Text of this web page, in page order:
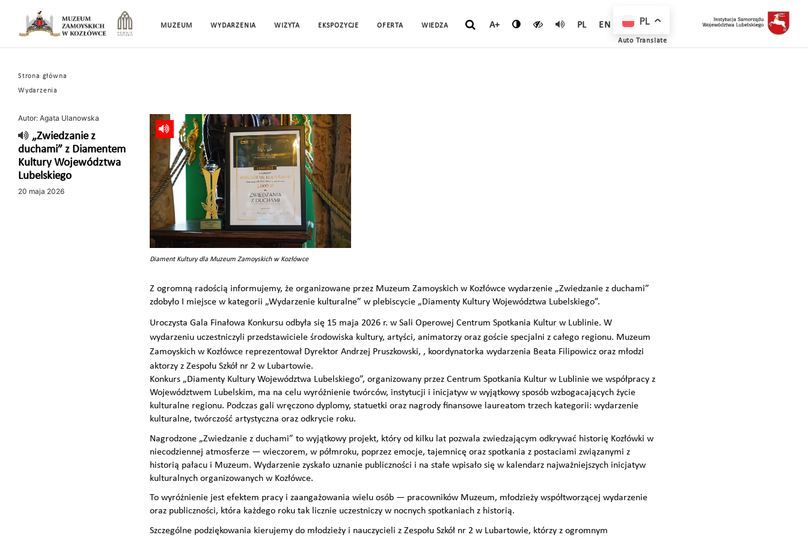
MUZEUM WYDARZENIA WIZYTA EKSPOZYCJE OFERTA WIEDZA A+ PL EN
Strona główna
Wydarzenia
Autor: Agata Ulanowska
„Zwiedzanie z
duchami” z Diamentem
Kultury Województwa
Lubelskiego
20 maja 2026
Diament Kultury dla Muzeum Zamoyskich w Kozłówce
Z ogromną radością informujemy, że organizowane przez Muzeum Zamoyskich w Kozłówce wydarzenie „Zwiedzanie z duchami”
zdobyło I miejsce w kategorii „Wydarzenie kulturalne” w plebiscycie „Diamenty Kultury Województwa Lubelskiego”.
Uroczysta Gala Finałowa Konkursu odbyła się 15 maja 2026 r. w Sali Operowej Centrum Spotkania Kultur w Lublinie. W
wydarzeniu uczestniczyli przedstawiciele środowiska kultury, artyści, animatorzy oraz goście specjalni z całego regionu. Muzeum
Zamoyskich w Kozłówce reprezentował Dyrektor Andrzej Pruszkowski, , koordynatorka wydarzenia Beata Filipowicz oraz młodzi
aktorzy z Zespołu Szkół nr 2 w Lubartowie.
Konkurs „Diamenty Kultury Województwa Lubelskiego”, organizowany przez Centrum Spotkania Kultur w Lublinie we współpracy z
Województwem Lubelskim, ma na celu wyróżnienie twórców, instytucji i inicjatyw w wyjątkowy sposób wzbogacających życie
kulturalne regionu. Podczas gali wręczono dyplomy, statuetki oraz nagrody finansowe laureatom trzech kategorii: wydarzenie
kulturalne, twórczość artystyczna oraz odkrycie roku.
Nagrodzone „Zwiedzanie z duchami” to wyjątkowy projekt, który od kilku lat pozwala zwiedzającym odkrywać historię Kozłówki w
niecodziennej atmosferze — wieczorem, w półmroku, poprzez emocje, tajemnicę oraz spotkania z postaciami związanymi z
historią pałacu i Muzeum. Wydarzenie zyskało uznanie publiczności i na stałe wpisało się w kalendarz najważniejszych inicjatyw
kulturalnych organizowanych w Kozłówce.
To wyróżnienie jest efektem pracy i zaangażowania wielu osób — pracowników Muzeum, młodzieży współtworzącej wydarzenie
oraz publiczności, która każdego roku tak licznie uczestniczy w nocnych spotkaniach z historią.
Szczególne podziękowania kierujemy do młodzieży i nauczycieli z Zespołu Szkół nr 2 w Lubartowie, którzy z ogromnym
PL
Auto Translate